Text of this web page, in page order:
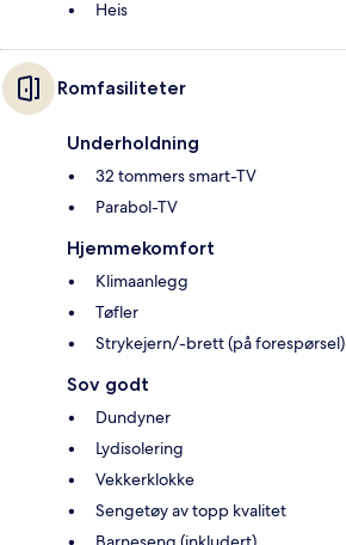
Heis
Romfasiliteter
Underholdning
32 tommers smart-TV
Parabol-TV
Hjemmekomfort
Klimaanlegg
Tøfler
Strykejern/-brett (på forespørsel)
Sov godt
Dundyner
Lydisolering
Vekkerklokke
Sengetøy av topp kvalitet